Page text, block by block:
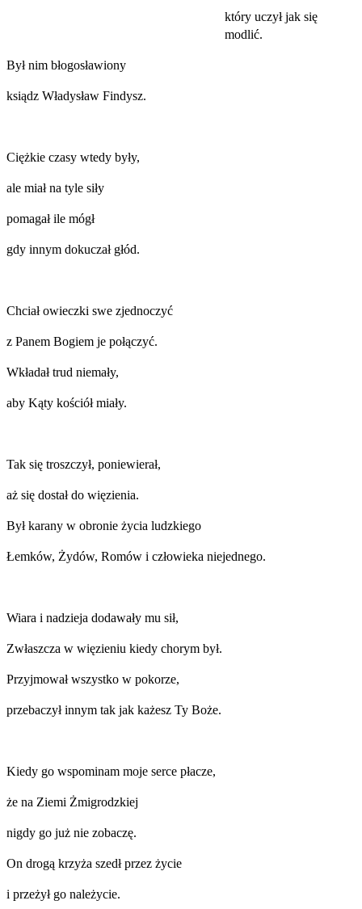
który uczył jak się
modlić.
Był nim błogosławiony
ksiądz Władysław Findysz.
Ciężkie czasy wtedy były,
ale miał na tyle siły
pomagał ile mógł
gdy innym dokuczał głód.
Chciał owieczki swe zjednoczyć
z Panem Bogiem je połączyć.
Wkładał trud niemały,
aby Kąty kościół miały.
Tak się troszczył, poniewierał,
aż się dostał do więzienia.
Był karany w obronie życia ludzkiego
Łemków, Żydów, Romów i człowieka niejednego.
Wiara i nadzieja dodawały mu sił,
Zwłaszcza w więzieniu kiedy chorym był.
Przyjmował wszystko w pokorze,
przebaczył innym tak jak każesz Ty Boże.
Kiedy go wspominam moje serce płacze,
że na Ziemi Żmigrodzkiej
nigdy go już nie zobaczę.
On drogą krzyża szedł przez życie
i przeżył go należycie.